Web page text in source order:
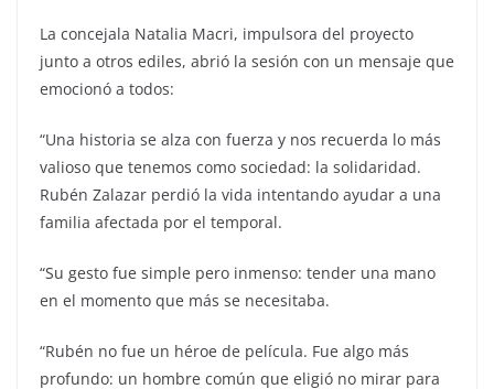
La concejala Natalia Macri, impulsora del proyecto
junto a otros ediles, abrió la sesión con un mensaje que
emocionó a todos:
“Una historia se alza con fuerza y nos recuerda lo más
valioso que tenemos como sociedad: la solidaridad.
Rubén Zalazar perdió la vida intentando ayudar a una
familia afectada por el temporal.
“Su gesto fue simple pero inmenso: tender una mano
en el momento que más se necesitaba.
“Rubén no fue un héroe de película. Fue algo más
profundo: un hombre común que eligió no mirar para